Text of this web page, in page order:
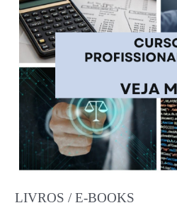
LIVROS / E-BOOKS